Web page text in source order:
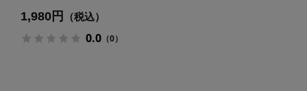
1,980円 （税込）
0.0（0）